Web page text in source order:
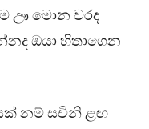
ඌ මොන වරද
ඔයා හිතාගෙන
නම් සචිනි ළඟ